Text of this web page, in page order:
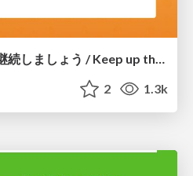
信頼される振る舞いを継続しましょう / Keep up the trusted behavior
2 1.3k